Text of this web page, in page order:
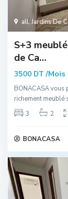
all,Jardins De
S+3
de Ca...
3500 DT /Mois
BONACASA
richement meublé
3
2
BONACASA